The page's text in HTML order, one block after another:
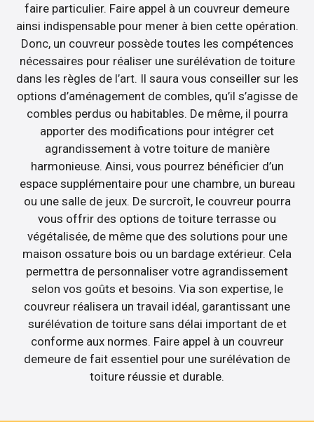
faire particulier. Faire appel à un couvreur demeure
ainsi indispensable pour mener à bien cette opération.
Donc, un couvreur possède toutes les compétences
nécessaires pour réaliser une surélévation de toiture
dans les règles de l’art. Il saura vous conseiller sur les
options d’aménagement de combles, qu’il s’agisse de
combles perdus ou habitables. De même, il pourra
apporter des modifications pour intégrer cet
agrandissement à votre toiture de manière
harmonieuse. Ainsi, vous pourrez bénéficier d’un
espace supplémentaire pour une chambre, un bureau
ou une salle de jeux. De surcroît, le couvreur pourra
vous offrir des options de toiture terrasse ou
végétalisée, de même que des solutions pour une
maison ossature bois ou un bardage extérieur. Cela
permettra de personnaliser votre agrandissement
selon vos goûts et besoins. Via son expertise, le
couvreur réalisera un travail idéal, garantissant une
surélévation de toiture sans délai important de et
conforme aux normes. Faire appel à un couvreur
demeure de fait essentiel pour une surélévation de
toiture réussie et durable.